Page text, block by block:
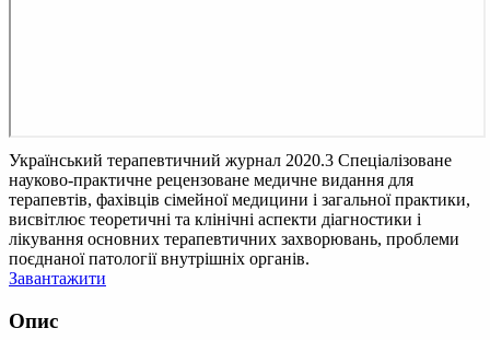
Український терапевтичний журнал 2020.3 Спеціалізоване
науково-практичне рецензоване медичне видання для
терапевтів, фахівців сімейної медицини і загальної практики,
висвітлює теоретичні та клінічні аспекти діагностики і
лікування основних терапевтичних захворювань, проблеми
поєднаної патології внутрішніх органів.
Завантажити
Опис